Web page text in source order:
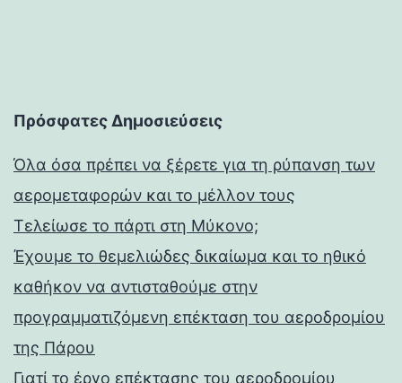
Πρόσφατες Δημοσιεύσεις
Όλα όσα πρέπει να ξέρετε για τη ρύπανση των
αερομεταφορών και το μέλλον τους
Τελείωσε το πάρτι στη Μύκονο;
Έχουμε το θεμελιώδες δικαίωμα και το ηθικό
καθήκον να αντισταθούμε στην
προγραμματιζόμενη επέκταση του αεροδρομίου
της Πάρου
Γιατί το έργο επέκτασης του αεροδρομίου